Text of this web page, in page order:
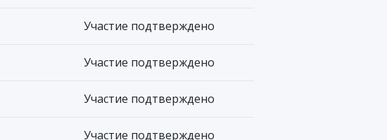
Участие подтверждено
Участие подтверждено
Участие подтверждено
Участие подтверждено